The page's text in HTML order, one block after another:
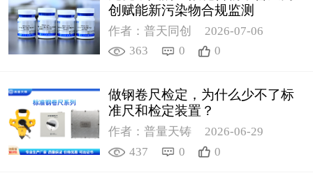
创赋能新污染物合规监测
作者：普天同创
2026-07-06
363
0 0
做钢卷尺检定，为什么少不了标
准尺和检定装置？
作者：普量天铸
2026-06-29
437
0 0